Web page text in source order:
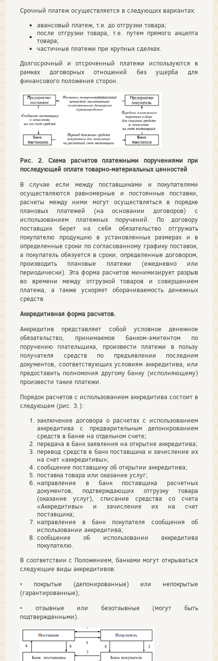
Срочный платеж осуществляется в следующих вариантах:
авансовый платеж, т.е. до отгрузки товара;
после отгрузки товара, т.е. путем прямого акцепта
товара;
частичные платежи при крупных сделках.
Долгосрочный и отсроченный платежи используются в
рамках договорных отношений без ущерба для
финансового положения сторон.
Рис. 2. Схема расчетов платежными поручениями при
последующей оплате товарно-материальных ценностей
В случае если между поставщиками и покупателями
осуществляются равномерные и постоянные поставки,
расчеты между ними могут осуществляться в порядке
плановых платежей (на основании договоров) с
использованием платежных поручений. По договору
поставщик берет на себя обязательство отгружать
покупателю продукцию в установленных размерах и в
определенные сроки по согласованному графику поставок,
а покупатель обязуется в сроки, определенные договором,
производить плановые платежи (ежедневно или
периодически). Эта форма расчетов минимизирует разрыв
во времени между отгрузкой товаров и совершением
платежа, а также ускоряет оборачиваемость денежных
средств.
Аккредитивная форма расчетов.
Аккредитив представляет собой условное денежное
обязательство, принимаемое банком-эмитентом по
поручению плательщика, произвести платежи в пользу
получателя средств по предъявлении последним
документов, соответствующих условиям аккредитива, или
предоставить полномочия другому банку (исполняющему)
произвести такие платежи.
Порядок расчетов с использованием аккредитива состоит в
следующем (рис. 3.):
заключение договора о расчетах с использованием
аккредитива с предварительным депонированием
средств в банке на отдельном счете;
передача в банк заявления на открытие аккредитива;
перевод средств в банк поставщика и зачисление их
на счет «аккредитивы»;
сообщение поставщику об открытии аккредитива;
поставка товара или оказание услуг;
направление в банк поставщика расчетных
документов, подтверждающих отгрузку товара
(оказание услуг), списание средства со счета
«Аккредитивы» и зачисление их на счет
поставщика;
направление в банк покупателя сообщения об
использовании аккредитива;
сообщение об использовании аккредитива
покупателю.
В соответствии с Положением, банками могут открываться
следующие виды аккредитивов:
• покрытые (депонированные) или непокрытые
(гарантированные);
• отзывные или безотзывные (могут быть
подтвержденными).